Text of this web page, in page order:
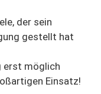
der sein
gestellt hat
erst möglich
Einsatz!